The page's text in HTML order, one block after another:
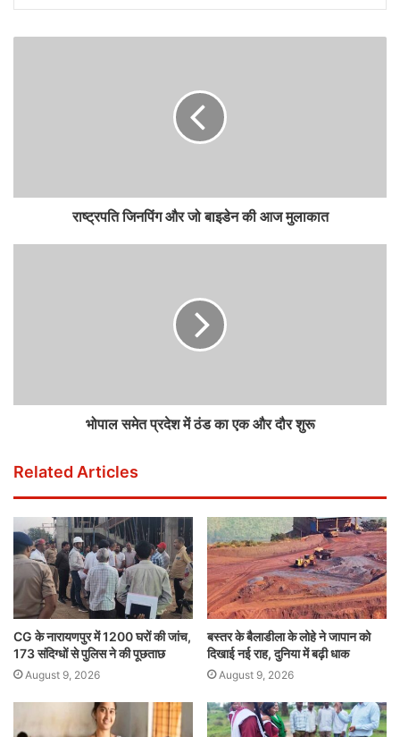
राष्ट्रपति जिनपिंग और जो बाइडेन की आज मुलाकात
भोपाल समेत प्रदेश में ठंड का एक और दौर शुरू
Related Articles
CG के नारायणपुर में 1200 घरों की जांच,
173 संदिग्धों से पुलिस ने की पूछताछ
August 9, 2026
बस्तर के बैलाडीला के लोहे ने जापान को
दिखाई नई राह, दुनिया में बढ़ी धाक
August 9, 2026